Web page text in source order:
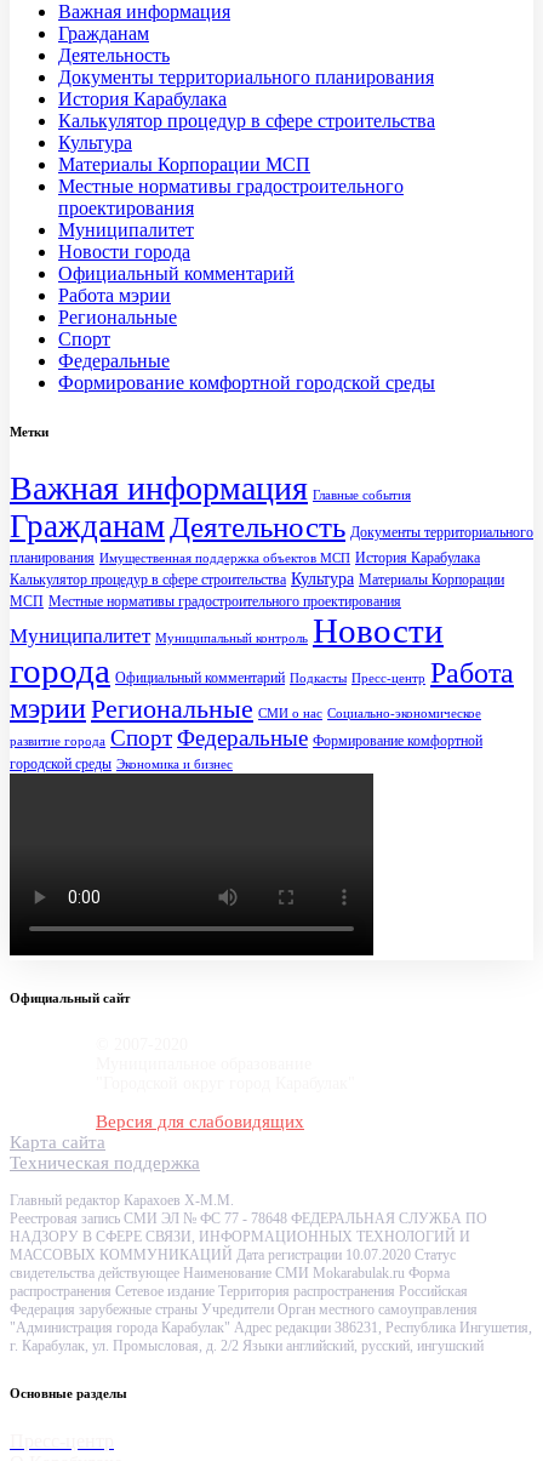
Важная информация
Гражданам
Деятельность
Документы территориального планирования
История Карабулака
Калькулятор процедур в сфере строительства
Культура
Материалы Корпорации МСП
Местные нормативы градостроительного
проектирования
Муниципалитет
Новости города
Официальный комментарий
Работа мэрии
Региональные
Спорт
Федеральные
Формирование комфортной городской среды
Метки
Важная информация Главные события
Гражданам Деятельность Документы территориального
планирования Имущественная поддержка объектов МСП История Карабулака
Калькулятор процедур в сфере строительства Культура Материалы Корпорации
МСП Местные нормативы градостроительного проектирования
Муниципалитет Муниципальный контроль Новости
города Официальный комментарий Подкасты Пресс-центр Работа
мэрииРегиональные СМИ о нас Социально-экономическое
развитие города СпортФедеральные Формирование комфортной
городской среды Экономика и бизнес
Официальный сайт
Версия для слабовидящих
Карта сайта
Техническая поддержка
Главный редактор Карахоев Х-М.М.
Реестровая запись СМИ ЭЛ № ФС 77 - 78648 ФЕДЕРАЛЬНАЯ СЛУЖБА ПО
НАДЗОРУ В СФЕРЕ СВЯЗИ, ИНФОРМАЦИОННЫХ ТЕХНОЛОГИЙ И
МАССОВЫХ КОММУНИКАЦИЙ Дата регистрации 10.07.2020 Статус
свидетельства действующее Наименование СМИ Mokarabulak.ru Форма
распространения Сетевое издание Территория распространения Российская
Федерация зарубежные страны Учредители Орган местного самоуправления
"Администрация города Карабулак" Адрес редакции 386231, Республика Ингушетия,
г. Карабулак, ул. Промысловая, д. 2/2 Языки английский, русский, ингушский
Основные разделы